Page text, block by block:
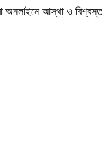
বিশ্বস্ততার সাথে সারা